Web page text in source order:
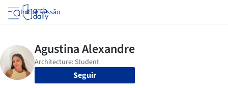
Iniciar sessão
Seguir